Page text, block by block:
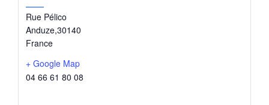
Rue Pélico
Anduze,30140
France
+ Google Map
04 66 61 80 08